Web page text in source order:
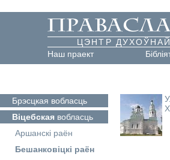
ЦЭНТР
Наш праект
Брэсцкая вобласць
Віцебская вобласць
Аршанскі раён
Бешанковіцкі раён